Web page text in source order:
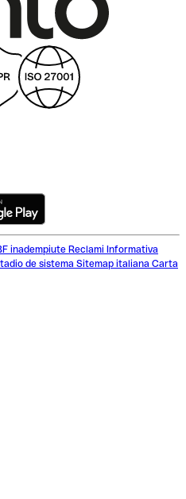
inadempiute Reclami Informativa
de sistema Sitemap italiana Carta